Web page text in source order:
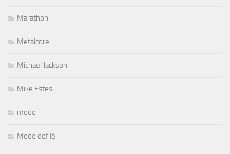
Marathon
Metalcore
Michael Jackson
Mike Estes
mode
Mode defilé